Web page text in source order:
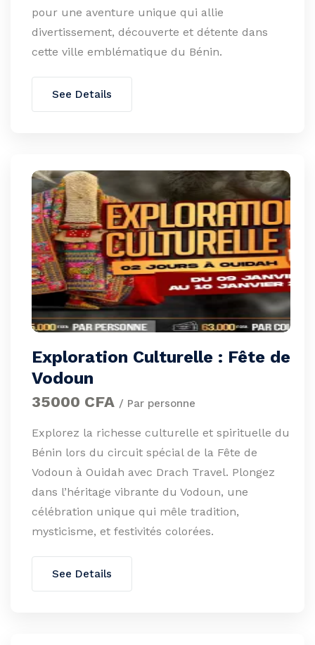
pour une aventure unique qui allie
divertissement, découverte et détente dans
cette ville emblématique du Bénin.
See Details
Exploration Culturelle : Fête de
Vodoun
35000 CFA / Par personne
Explorez la richesse culturelle et spirituelle du
Bénin lors du circuit spécial de la Fête de
Vodoun à Ouidah avec Drach Travel. Plongez
dans l’héritage vibrante du Vodoun, une
célébration unique qui mêle tradition,
mysticisme, et festivités colorées.
See Details